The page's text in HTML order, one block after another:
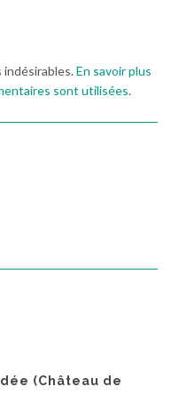
En savoir plus
sont utilisées.
(Château de